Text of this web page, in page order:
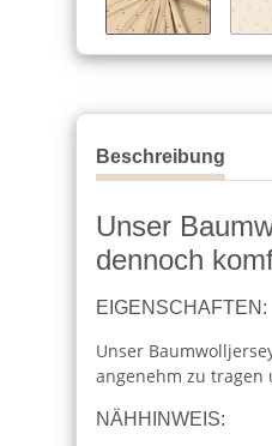
Beschreibung
Unser
dennoch
EIGENSCHAFTEN:
Unser
angenehm zu tragen
NÄHHINWEIS: